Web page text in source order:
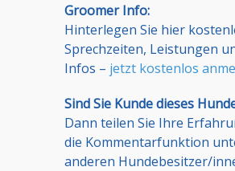
Groomer Info:
Hinterlegen Sie hier
Sprechzeiten, Leistungen
Infos – jetzt kostenlos
Sind Sie Kunde dieses
Dann teilen Sie Ihre
die Kommentarfunktion
anderen Hundebesitzer/